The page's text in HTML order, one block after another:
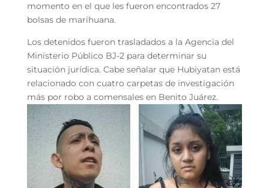
momento en el que les fueron encontrados 27
bolsas de marihuana.
Los detenidos fueron trasladados a la Agencia del
Ministerio Público BJ-2 para determinar su
situación jurídica. Cabe señalar que Hubiyatan está
relacionado con cuatro carpetas de investigación
más por robo a comensales en Benito Juárez.